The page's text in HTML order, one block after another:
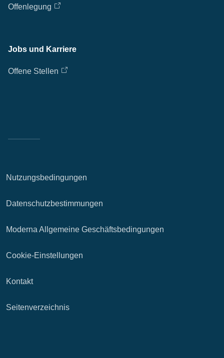
Offenlegung
Jobs und Karriere
Offene Stellen
Nutzungsbedingungen
Datenschutzbestimmungen
Moderna Allgemeine Geschäftsbedingungen
Cookie-Einstellungen
Kontakt
Seitenverzeichnis